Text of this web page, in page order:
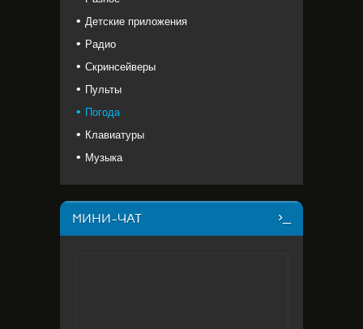
Детские приложения
Радио
Скринсейверы
Пульты
Погода
Клавиатуры
Музыка
МИНИ-ЧАТ